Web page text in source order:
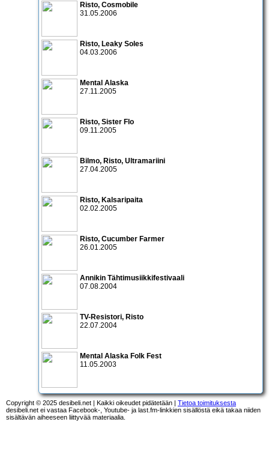
Risto, Cosmobile
31.05.2006
Risto, Leaky Soles
04.03.2006
Mental Alaska
27.11.2005
Risto, Sister Flo
09.11.2005
Bilmo, Risto, Ultramariini
27.04.2005
Risto, Kalsaripaita
02.02.2005
Risto, Cucumber Farmer
26.01.2005
Annikin Tähtimusiikkifestivaali
07.08.2004
TV-Resistori, Risto
22.07.2004
Mental Alaska Folk Fest
11.05.2003
Copyright © 2025 desibeli.net | Kaikki oikeudet pidätetään | Tietoa toimituksesta
desibeli.net ei vastaa Facebook-, Youtube- ja last.fm-linkkien sisällöstä eikä takaa niiden
sisältävän aiheeseen liittyvää materiaalia.